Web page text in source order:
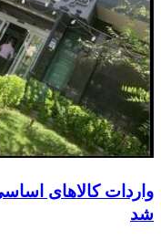
واردات کالاهای
شد